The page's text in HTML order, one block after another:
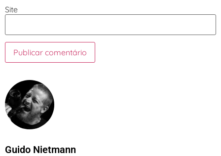
Site
Guido Nietmann